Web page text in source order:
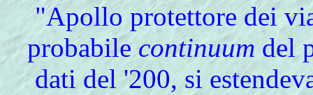
"Apollo protettore dei
probabilecontinuumdel
dati del '200, si